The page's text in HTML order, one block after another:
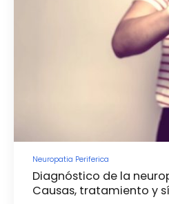
Neuropatia Periferica
Diagnóstico de la
Causas, tratamiento y